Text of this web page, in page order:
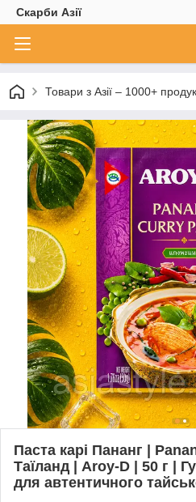
Скарби Азії
Товари з Азії – 1000+
Паста карі Пананг |
Таїланд | Aroy-D | 50 г |
для автентичного